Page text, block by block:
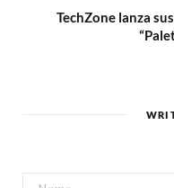
TechZone lanza